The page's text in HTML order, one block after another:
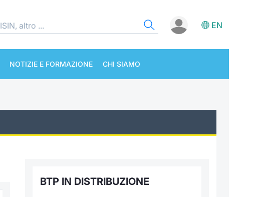
EN
NOTIZIE E FORMAZIONE CHI SIAMO
BTP IN DISTRIBUZIONE